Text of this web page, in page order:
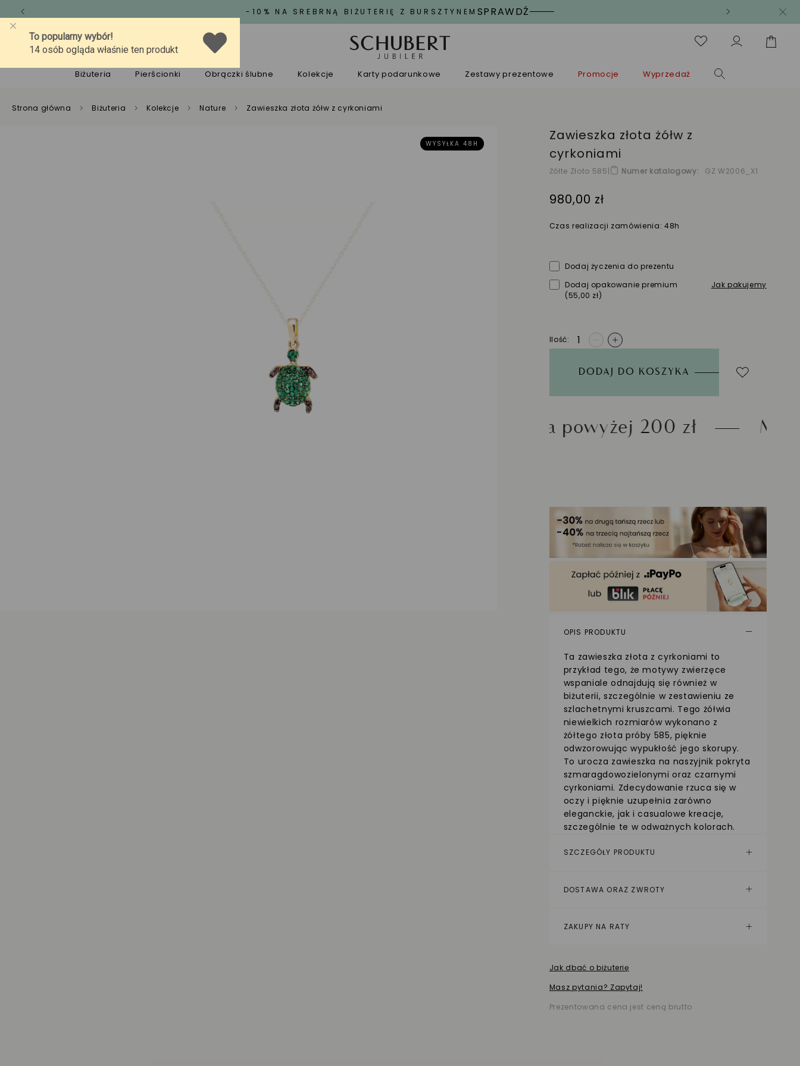
-10% NA SREBRNĄ BIŻUTERIĘ Z BURSZTYNEM SPRAWDŹ
O marceJakośćPomoc
Biżuteria Pierścionki Obrączki ślubne Kolekcje Karty podarunkowe Zestawy prezentowe Promocje Wyprzedaż
Strona główna Biżuteria Kolekcje Nature Zawieszka złota żółw z cyrkoniami
WYSYŁKA 48H
Zawieszka złota żółw z
cyrkoniami
Żółte Złoto 585| Numer katalogowy GZ W2006_X1
980,00 zł
Czas realizacji zamówienia: 48h
Dodaj życzenia do prezentu
Dodaj opakowanie premium
(55,00 zł)
Jak pakujemy
Ilość +
DODAJ DO KOSZYKA
Darmowa dostawa powyżej 200 zł Możliwość
OPIS PRODUKTU
Ta zawieszka złota z cyrkoniami to
przykład tego, że motywy zwierzęce
wspaniale odnajdują się również w
biżuterii, szczególnie w zestawieniu ze
szlachetnymi kruszcami. Tego żółwia
niewielkich rozmiarów wykonano z
żółtego złota próby 585, pięknie
odwzorowując wypukłość jego skorupy.
To urocza zawieszka na naszyjnik pokryta
szmaragdowozielonymi oraz czarnymi
cyrkoniami. Zdecydowanie rzuca się w
oczy i pięknie uzupełnia zarówno
eleganckie, jak i casualowe kreacje,
szczególnie te w odważnych kolorach.
SZCZEGÓŁY PRODUKTU
DOSTAWA ORAZ ZWROTY
ZAKUPY NA RATY
Jak dbać o biżuterię
Masz pytania? Zapytaj!
Prezentowana cena jest ceną brutto